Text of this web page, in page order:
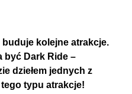
buduje kolejne atrakcje.
być Dark Ride –
dziełem jednych z
typu atrakcje!